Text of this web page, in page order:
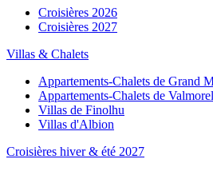
Croisières 2026
Croisières 2027
Villas & Chalets
Appartements-Chalets de Grand
Appartements-Chalets de Valmorel
Villas de Finolhu
Villas d'Albion
Croisières hiver & été 2027